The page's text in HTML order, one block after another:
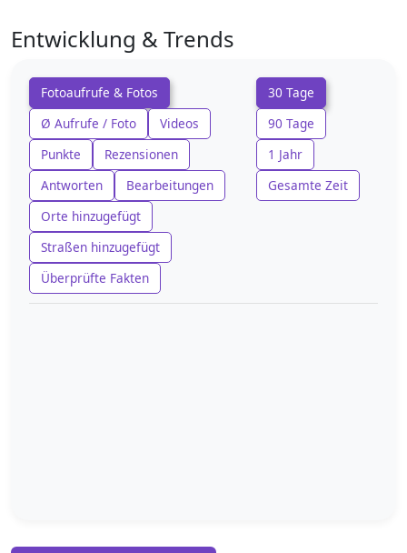
Entwicklung & Trends
Fotoaufrufe & Fotos
Ø Aufrufe / Foto
Videos
Punkte
Rezensionen
Antworten
Bearbeitungen
Orte hinzugefügt
Straßen hinzugefügt
Überprüfte Fakten
30 Tage
90 Tage
1 Jahr
Gesamte Zeit